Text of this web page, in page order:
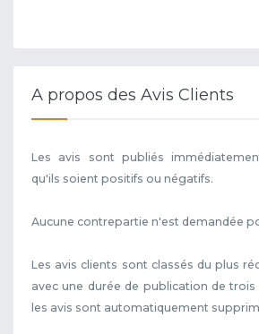
A propos des Avis Clients
Les avis sont publiés
qu'ils soient positifs ou négatifs.
Aucune contrepartie n'est demandée
Les avis clients sont classés du plus
avec une durée de publication de trois
les avis sont automatiquement